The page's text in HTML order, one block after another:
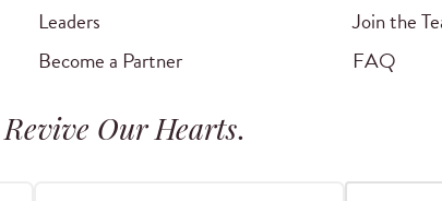
Leaders
Become a Partner
Join the
FAQ
Revive Our Hearts.